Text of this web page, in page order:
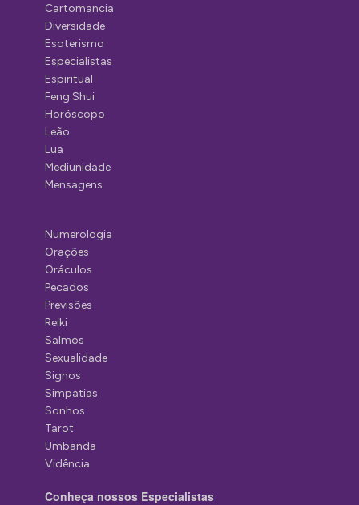
Cartomancia
Diversidade
Esoterismo
Especialistas
Espiritual
Feng Shui
Horóscopo
Leão
Lua
Mediunidade
Mensagens
Numerologia
Orações
Oráculos
Pecados
Previsões
Reiki
Salmos
Sexualidade
Signos
Simpatias
Sonhos
Tarot
Umbanda
Vidência
Conheça nossos Especialistas